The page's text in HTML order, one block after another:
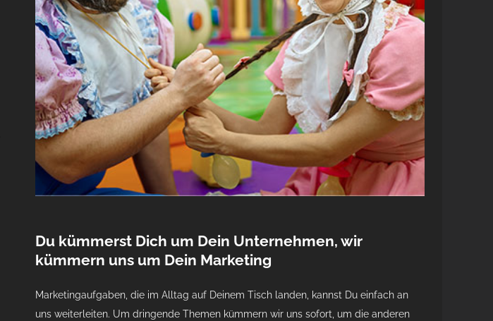
Du kümmerst Dich um Dein Unternehmen, wir
kümmern uns um Dein Marketing
Marketingaufgaben, die im Alltag auf Deinem Tisch landen, kannst Du einfach an
uns weiterleiten. Um dringende Themen kümmern wir uns sofort, um die anderen